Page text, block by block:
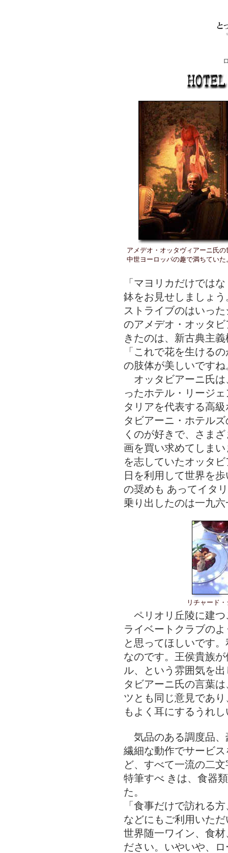
アメデオ・オッタヴィアーニ氏の
中世ヨーロッパの趣で満ちていた
「マヨリカだけでは
鉢をお見せしましょ
ストライブのはいっ
のアメデオ・オッタ
きたのは、新古典主
「これで花を生ける
の肢体が美しいです
オッタビアーニ氏は
ったホテル・リージ
タリアを代表する高
タビアーニ・ホテル
くのが好きで、さま
画を買い求めてしま
を志していたオッタ
日を利用して世界を
の奨めも あってイタ
乗り出したのは一九
リチャード
ペリオリ丘陵に建つ
ライベートクラブの
と思ってほしいです
なのです。王侯貴族
ル、という雰囲気を
タビアーニ氏の言葉
ツとも同じ意見であ
もよく耳にするうれ
気品のある調度品、
繊細な動作でサービ
ど、すべて一流の二
特筆すべ きは、食器
た。
「食事だけで訪れる
などにもご利用いた
世界随一ワイン、食
ださい。いやいや、